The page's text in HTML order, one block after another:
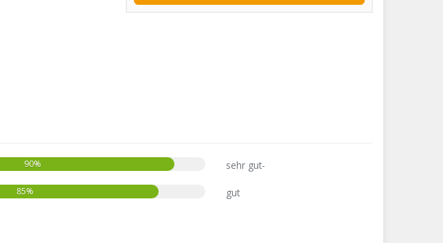
90% sehr gut-
85% gut